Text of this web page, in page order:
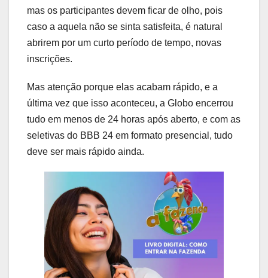
mas os participantes devem ficar de olho, pois
caso a aquela não se sinta satisfeita, é natural
abrirem por um curto período de tempo, novas
inscrições.
Mas atenção porque elas acabam rápido, e a
última vez que isso aconteceu, a Globo encerrou
tudo em menos de 24 horas após aberto, e com as
seletivas do BBB 24 em formato presencial, tudo
deve ser mais rápido ainda.